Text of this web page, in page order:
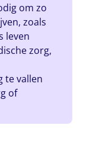
om zo
zoals
leven
zorg,
te vallen
of